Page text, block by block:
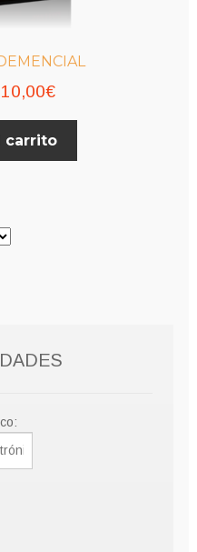
El10,00€El
precio
actual
carrito